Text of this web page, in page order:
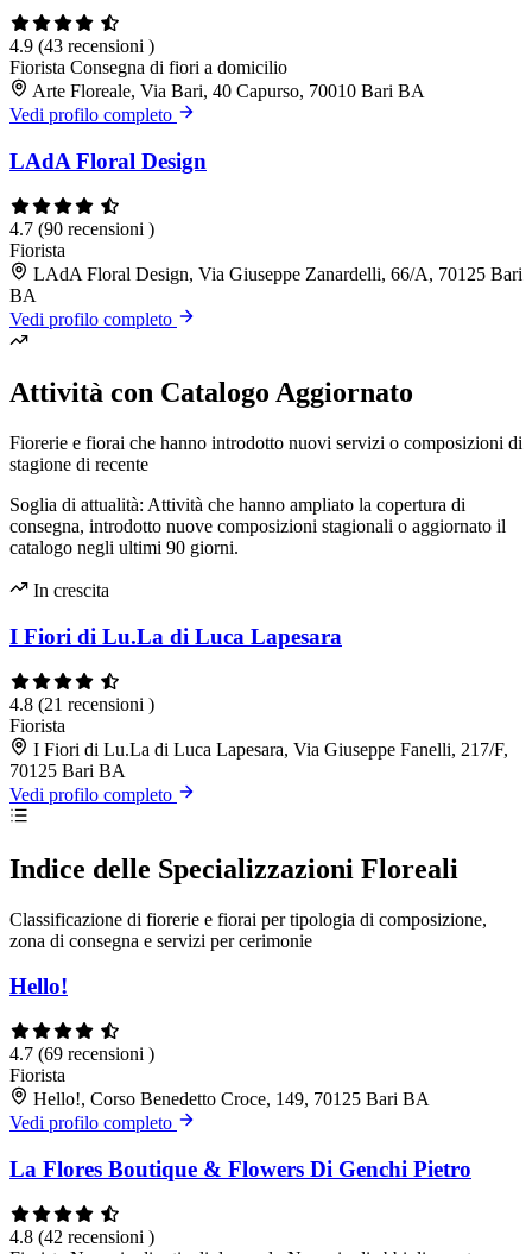
4.9 (43 recensioni )
Fiorista Consegna di fiori a domicilio
Arte Floreale, Via Bari, 40 Capurso, 70010 Bari BA
Vedi profilo completo
LAdA Floral Design
4.7 (90 recensioni )
Fiorista
LAdA Floral Design, Via Giuseppe Zanardelli, 66/A, 70125 Bari
BA
Vedi profilo completo
Attività con Catalogo Aggiornato
Fiorerie e fiorai che hanno introdotto nuovi servizi o composizioni di
stagione di recente
Soglia di attualità: Attività che hanno ampliato la copertura di
consegna, introdotto nuove composizioni stagionali o aggiornato il
catalogo negli ultimi 90 giorni.
In crescita
I Fiori di Lu.La di Luca Lapesara
4.8 (21 recensioni )
Fiorista
I Fiori di Lu.La di Luca Lapesara, Via Giuseppe Fanelli, 217/F,
70125 Bari BA
Vedi profilo completo
Indice delle Specializzazioni Floreali
Classificazione di fiorerie e fiorai per tipologia di composizione,
zona di consegna e servizi per cerimonie
Hello!
4.7 (69 recensioni )
Fiorista
Hello!, Corso Benedetto Croce, 149, 70125 Bari BA
Vedi profilo completo
La Flores Boutique & Flowers Di Genchi Pietro
4.8 (42 recensioni )